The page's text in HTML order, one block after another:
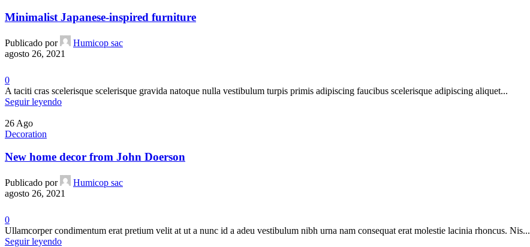
Minimalist Japanese-inspired furniture
Publicado por
Humicop sac
agosto 26, 2021
0
A taciti cras scelerisque scelerisque gravida natoque nulla vestibulum turpis primis adipiscing faucibus scelerisque adipiscing aliquet...
Seguir leyendo
26 Ago
Decoration
New home decor from John Doerson
Publicado por
Humicop sac
agosto 26, 2021
0
Ullamcorper condimentum erat pretium velit at ut a nunc id a adeu vestibulum nibh urna nam consequat erat molestie lacinia rhoncus. Nis...
Seguir leyendo